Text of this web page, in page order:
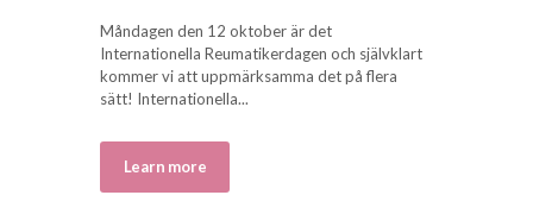
Måndagen den 12 oktober är det
Internationella Reumatikerdagen och självklart
kommer vi att uppmärksamma det på flera
sätt! Internationella...
Learn more